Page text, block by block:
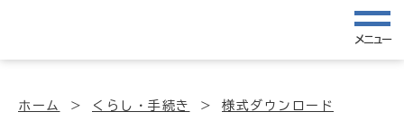
メニュー
ホーム くらし・手続き 様式ダウンロード